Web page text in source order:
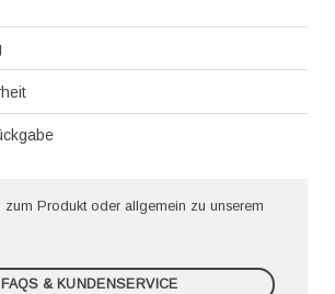
zum Produkt oder allgemein zu unserem
FAQS & KUNDENSERVICE